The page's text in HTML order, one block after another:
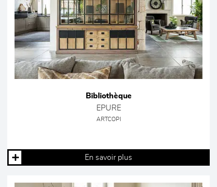
Bibliothèque
EPURE
ARTCOPI
En savoir plus